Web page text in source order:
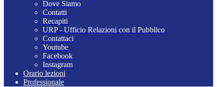
Dove Siamo
Contatti
Recapiti
URP - Ufficio Relazioni con il Pubblico
Contattaci
Youtube
Facebook
Instagram
Orario lezioni
Professionale